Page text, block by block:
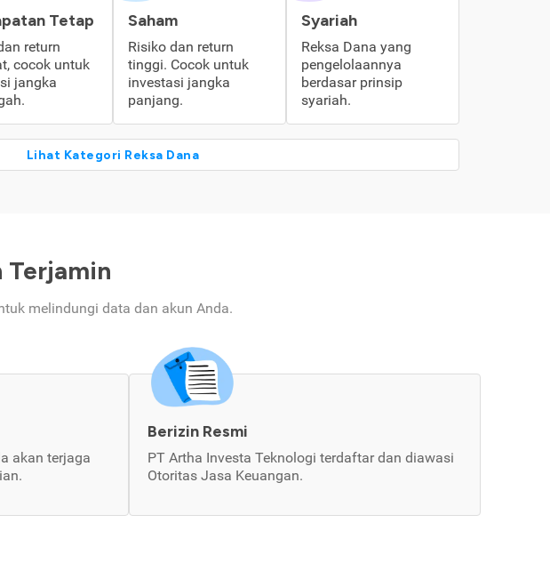
Tetap
return
cocok untuk
jangka
Saham
Risiko dan return
tinggi. Cocok untuk
investasi jangka
panjang.
Syariah
Reksa Dana yang
pengelolaannya
berdasar prinsip
syariah.
Lihat Kategori Reksa Dana
Terjamin
melindungi data dan akun Anda.
akan terjaga
Berizin Resmi
PT Artha Investa Teknologi terdaftar dan diawasi
Otoritas Jasa Keuangan.